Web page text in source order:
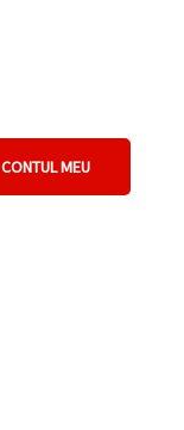
CONTUL MEU